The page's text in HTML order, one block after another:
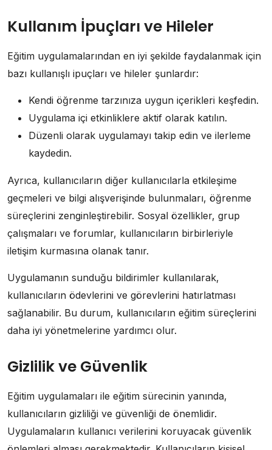
Kullanım İpuçları ve Hileler
Eğitim uygulamalarından en iyi şekilde faydalanmak için
bazı kullanışlı ipuçları ve hileler şunlardır:
Kendi öğrenme tarzınıza uygun içerikleri keşfedin.
Uygulama içi etkinliklere aktif olarak katılın.
Düzenli olarak uygulamayı takip edin ve ilerleme
kaydedin.
Ayrıca, kullanıcıların diğer kullanıcılarla etkileşime
geçmeleri ve bilgi alışverişinde bulunmaları, öğrenme
süreçlerini zenginleştirebilir. Sosyal özellikler, grup
çalışmaları ve forumlar, kullanıcıların birbirleriyle
iletişim kurmasına olanak tanır.
Uygulamanın sunduğu bildirimler kullanılarak,
kullanıcıların ödevlerini ve görevlerini hatırlatması
sağlanabilir. Bu durum, kullanıcıların eğitim süreçlerini
daha iyi yönetmelerine yardımcı olur.
Gizlilik ve Güvenlik
Eğitim uygulamaları ile eğitim sürecinin yanında,
kullanıcıların gizliliği ve güvenliği de önemlidir.
Uygulamaların kullanıcı verilerini koruyacak güvenlik